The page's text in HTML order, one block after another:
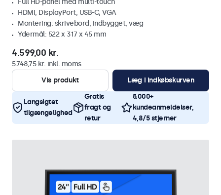
Full HD-panel med multi-touch
HDMI, DisplayPort, USB-C, VGA
Montering: skrivebord, indbygget, væg
Ydermål: 522 x 317 x 45 mm
4.599,00 kr.
5.748,75 kr. inkl. moms
Vis produkt
Læg i indkøbskurven
Langsigtet
tilgængelighed
Gratis
fragt og
retur
5.000+
kundeanmeldelser,
4,8/5 stjerner